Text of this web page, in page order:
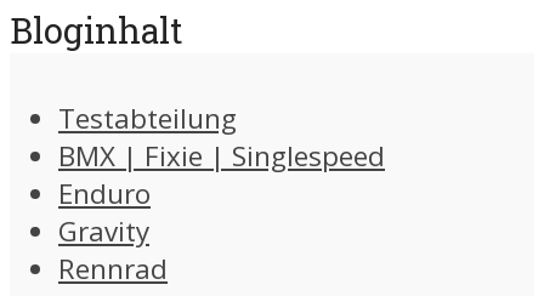
Bloginhalt
Testabteilung
BMX | Fixie | Singlespeed
Enduro
Gravity
Rennrad